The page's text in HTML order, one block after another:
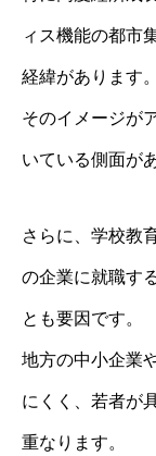
ィス機能の都市
経緯があります。
そのイメージが
いている側面が
さらに、学校教
の企業に就職す
とも要因です。
地方の中小企業
にくく、若者が
重なります。